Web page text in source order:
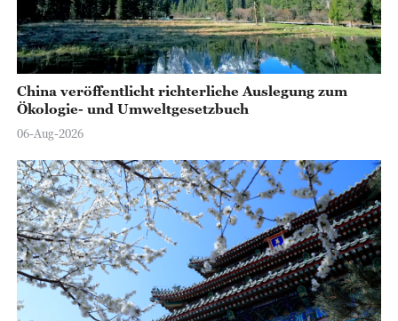
China veröffentlicht richterliche Auslegung zum
Ökologie- und Umweltgesetzbuch
06-Aug-2026